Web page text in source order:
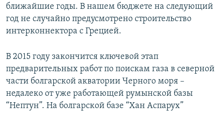
ближайшие годы. В нашем бюджете на следующий
год не случайно предусмотрено строительство
интерконнектора с Грецией.
В 2015 году закончится ключевой этап
предварительных работ по поискам газа в северной
части болгарской акватории Черного моря –
недалеко от уже работающей румынской базы
“Нептун”. На болгарской базе “Хан Аспарух”